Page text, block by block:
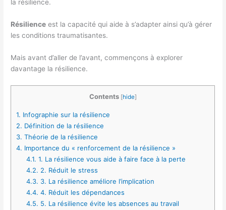
la résilience.
Résilience est la capacité qui aide à s’adapter ainsi qu’à gérer
les conditions traumatisantes.
Mais avant d’aller de l’avant, commençons à explorer
davantage la résilience.
Contents [hide]
1. Infographie sur la résilience
2. Définition de la résilience
3. Théorie de la résilience
4. Importance du « renforcement de la résilience »
4.1. 1. La résilience vous aide à faire face à la perte
4.2. 2. Réduit le stress
4.3. 3. La résilience améliore l’implication
4.4. 4. Réduit les dépendances
4.5. 5. La résilience évite les absences au travail